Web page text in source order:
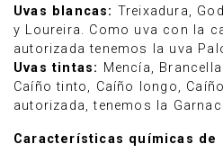
Uvas blancas: Treixadura,
y Loureira. Como uva con la
autorizada tenemos la uva
Uvas tintas: Mencía,
Caíño tinto, Caíño longo,
autorizada, tenemos la
Características químicas de